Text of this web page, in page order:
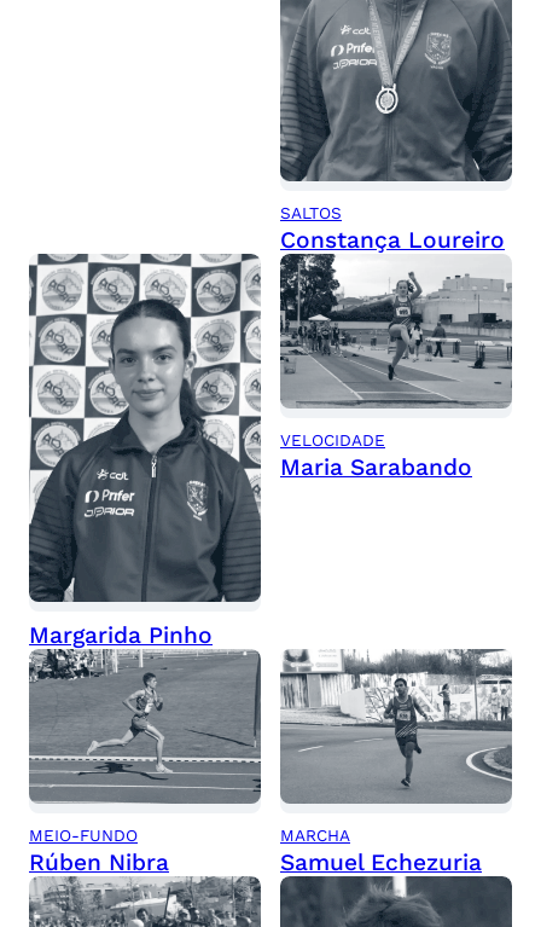
SALTOS
Constança Loureiro
Margarida Pinho
VELOCIDADE
Maria Sarabando
MEIO-FUNDO
Rúben Nibra
MARCHA
Samuel Echezuria